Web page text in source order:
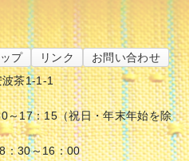
プ リンク
お問い合わせ
波茶1-1-1
～17：15（祝日・年末年始を除
：30～16：00